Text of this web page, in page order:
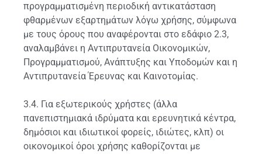
προγραμματισμένη περιοδική αντικατάσταση
φθαρμένων εξαρτημάτων λόγω χρήσης, σύμφωνα
με τους όρους που αναφέρονται στο εδάφιο 2.3,
αναλαμβάνει η Αντιπρυτανεία Οικονομικών,
Προγραμματισμού, Ανάπτυξης και Υποδομών και η
Αντιπρυτανεία Έρευνας και Καινοτομίας.
3.4. Για εξωτερικούς χρήστες (άλλα
πανεπιστημιακά ιδρύματα και ερευνητικά κέντρα,
δημόσιοι και ιδιωτικοί φορείς, ιδιώτες, κλπ) οι
οικονομικοί όροι χρήσης καθορίζονται με